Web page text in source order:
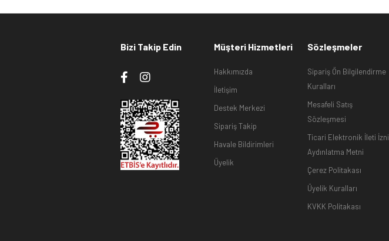
Bizi Takip Edin Müşteri Hizmetleri
Hakkımızda
İletişim
Destek Merkezi
Sipariş Takip
Havale Bildirimleri
Üyelik
Sözleşmeler
Sipariş Ön Bilgilendirme
Kuralları
Mesafeli Satış
Sözleşmesi
Ticari Elektronik İleti İzni
Aydınlatma Metni
Çerez Politakası
Üyelik Kuralları
KVKK Politakası